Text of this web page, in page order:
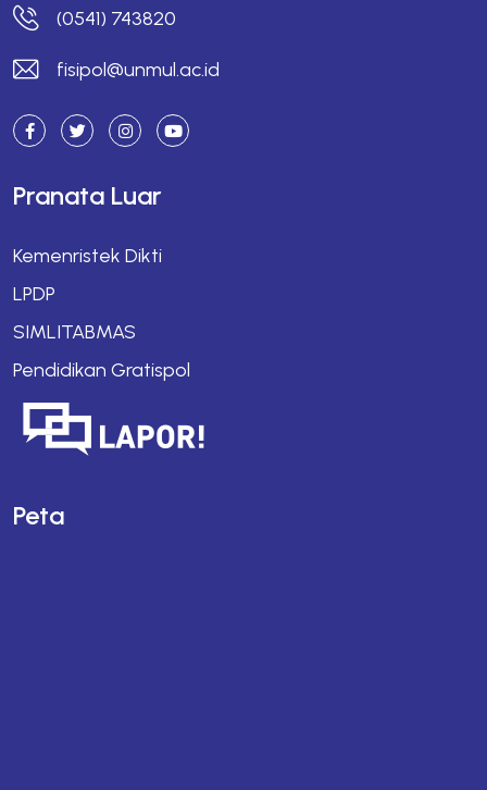
(0541) 743820
fisipol@unmul.ac.id
Pranata Luar
Kemenristek Dikti
LPDP
SIMLITABMAS
Pendidikan Gratispol
Peta